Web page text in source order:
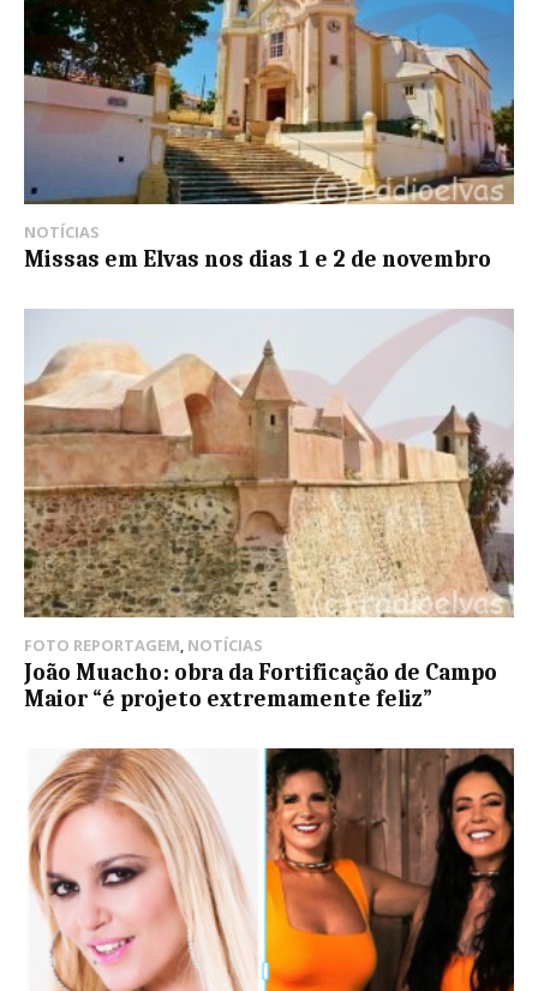
NOTÍCIAS
Missas em Elvas nos dias 1 e 2 de novembro
FOTO REPORTAGEM, NOTÍCIAS
João Muacho: obra da Fortificação de Campo
Maior “é projeto extremamente feliz”